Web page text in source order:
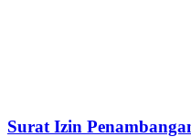
Surat Izin